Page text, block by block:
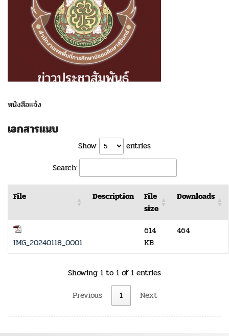
หนังสือแจ้ง
เอกสารแนบ
Show
entries
Search:
File Description
File
size
Downloads
IMG_20240118_0001
614
KB
464
Showing 1 to 1 of 1 entries
Previous
1 Next